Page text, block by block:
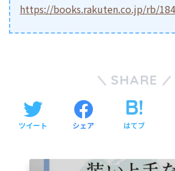
https://books.rakuten.co.jp/rb/
SHARE
ツイート シェア はてブ